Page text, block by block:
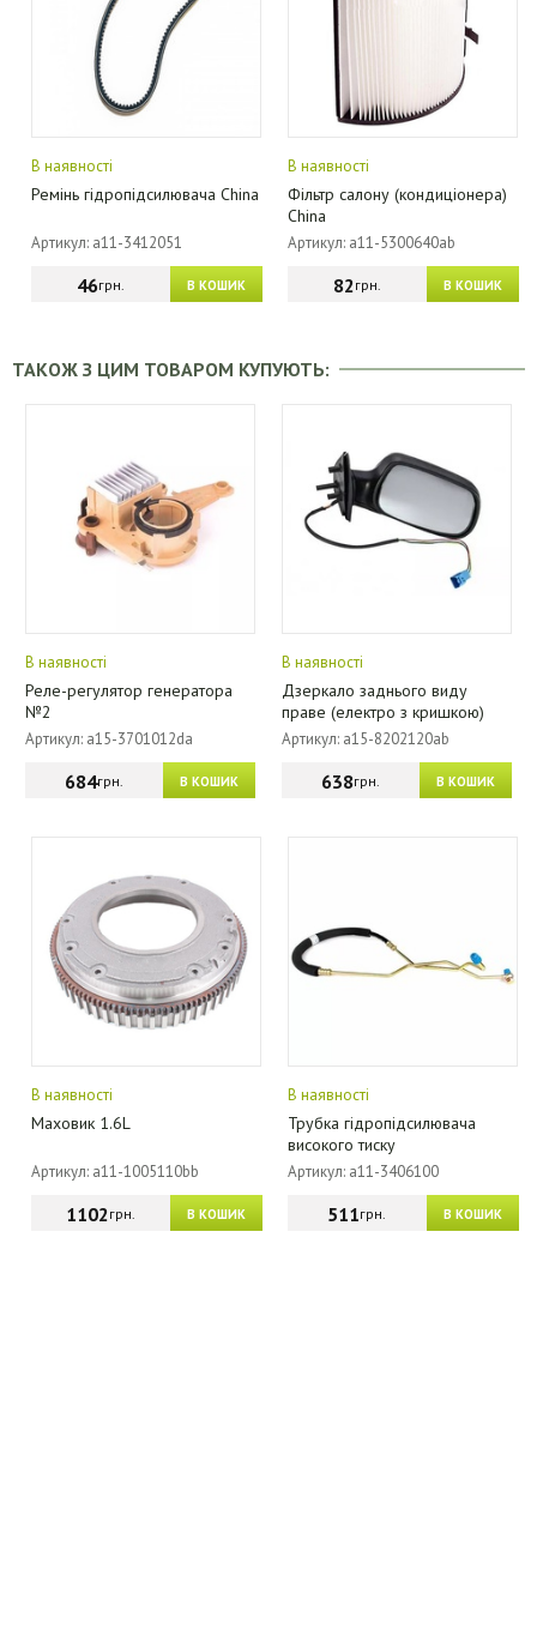
В наявності
Ремінь гідропідсилювача China
Артикул: a11-3412051
В КОШИК
46грн.
В наявності
Фільтр салону (кондиціонера)
China
Артикул: a11-5300640ab
В КОШИК
82грн.
ТАКОЖ З ЦИМ ТОВАРОМ КУПУЮТЬ:
В наявності
Реле-регулятор генератора
№2
Артикул: a15-3701012da
В КОШИК
684грн.
В наявності
Дзеркало заднього виду
праве (електро з кришкою)
Артикул: a15-8202120ab
В КОШИК
638грн.
В наявності
Маховик 1.6L
Артикул: a11-1005110bb
В КОШИК
1102грн.
В наявності
Трубка гідропідсилювача
високого тиску
Артикул: a11-3406100
В КОШИК
511грн.